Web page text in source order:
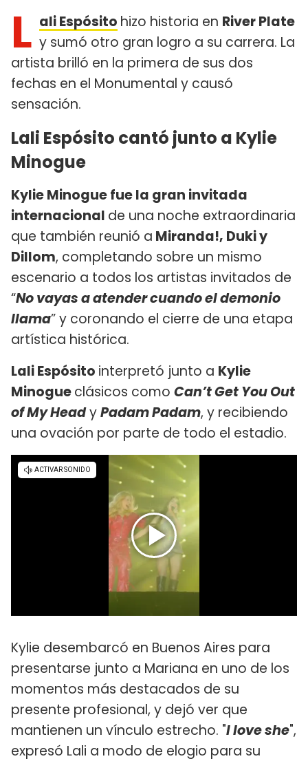
L ali Espósito hizo historia en River Plate
y sumó otro gran logro a su carrera. La
artista brilló en la primera de sus dos
fechas en el Monumental y causó
sensación.
Lali Espósito cantó junto a Kylie
Minogue
Kylie Minogue fue la gran invitada
internacional de una noche extraordinaria
que también reunió a Miranda!, Duki y
Dillom, completando sobre un mismo
escenario a todos los artistas invitados de
“No vayas a atender cuando el demonio
llama” y coronando el cierre de una etapa
artística histórica.
Lali Espósito interpretó junto a Kylie
Minogueclásicos como Can’t Get You Out
of My HeadyPadam Padam, y recibiendo
una ovación por parte de todo el estadio.
Kylie desembarcó en Buenos Aires para
presentarse junto a Mariana en uno de los
momentos más destacados de su
presente profesional, y dejó ver que
mantienen un vínculo estrecho. "I love she",
expresó Lali a modo de elogio para su